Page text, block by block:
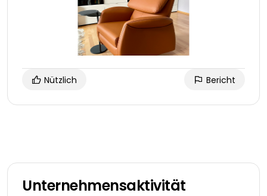
Nützlich Bericht
Unternehmensaktivität